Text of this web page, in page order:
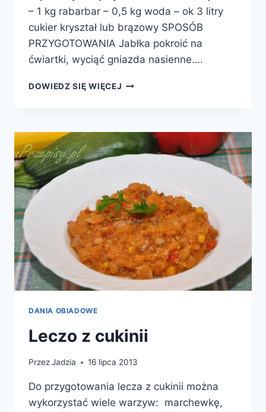
– 1 kg rabarbar – 0,5 kg woda – ok 3 litry
cukier kryształ lub brązowy SPOSÓB
PRZYGOTOWANIA Jabłka pokroić na
ćwiartki, wyciąć gniazda nasienne….
DOWIEDZ SIĘ WIĘCEJ KOMPOT
RABARBARU
DANIA OBIADOWE
Leczo z cukinii
PrzezJadzia 16 lipca 2013
Do przygotowania lecza z cukinii można
wykorzystać wiele warzyw: marchewkę,